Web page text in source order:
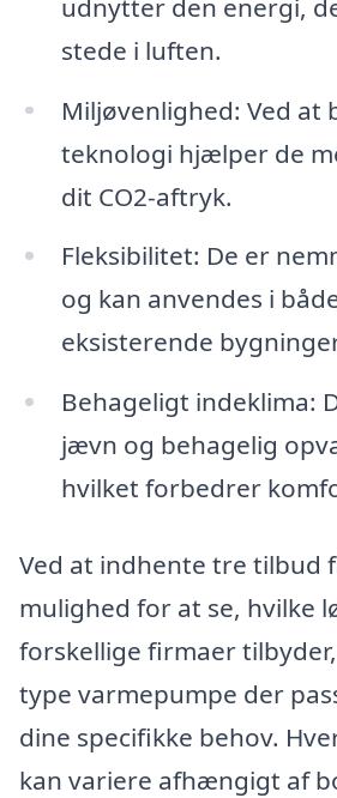
udnytter den energi,
stede i luften.
Miljøvenlighed: Ved at
teknologi hjælper de
dit CO2-aftryk.
Fleksibilitet: De er
og kan anvendes i
eksisterende
Behageligt indeklima:
jævn og behagelig
hvilket forbedrer
Ved at indhente tre tilbud
mulighed for at se, hvilke
forskellige firmaer
type varmepumpe der
dine specifikke behov.
kan variere afhængigt af